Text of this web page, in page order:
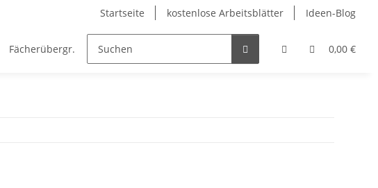
Startseite kostenlose Arbeitsblätter Ideen-Blog
0,00 €
Fächerübergr. Englisch Religion